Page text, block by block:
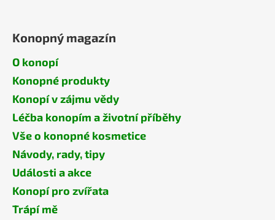
Konopný magazín
O konopí
Konopné produkty
Konopí v zájmu vědy
Léčba konopím a životní příběhy
Vše o konopné kosmetice
Návody, rady, tipy
Události a akce
Konopí pro zvířata
Trápí mě